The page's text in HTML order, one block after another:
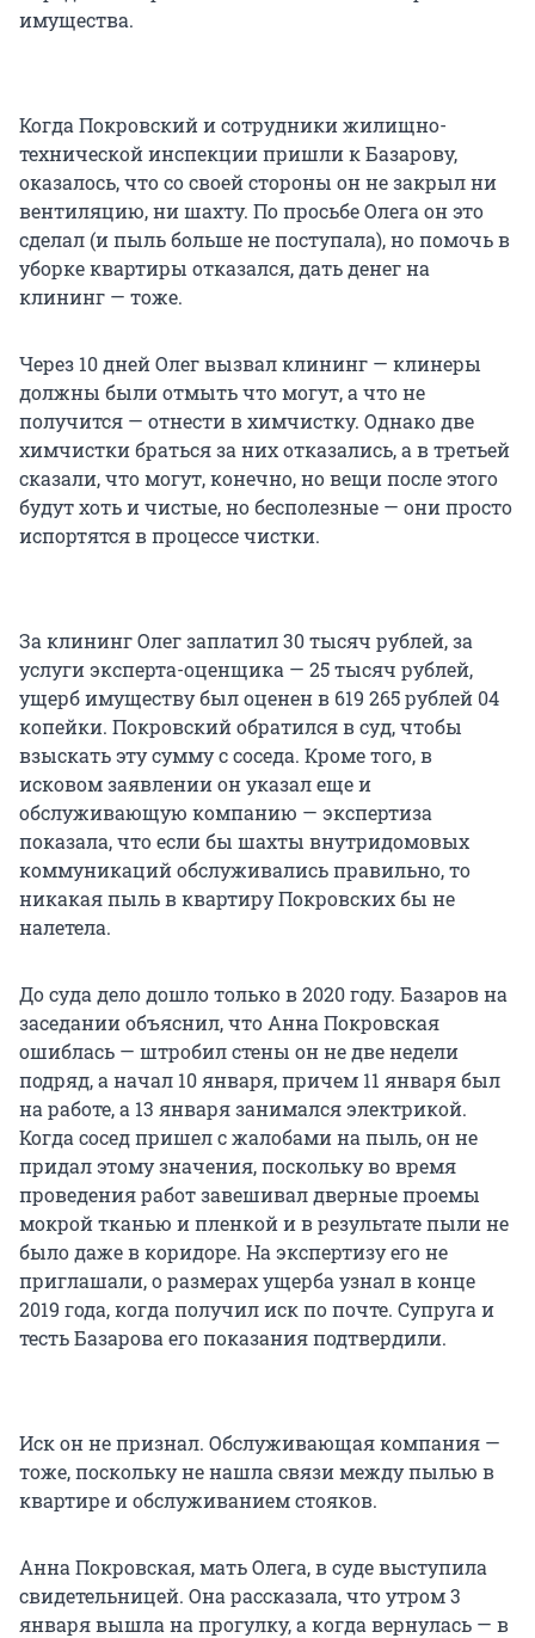
имущества.
Когда Покровский и сотрудники жилищно-
технической инспекции пришли к Базарову,
оказалось, что со своей стороны он не закрыл ни
вентиляцию, ни шахту. По просьбе Олега он это
сделал (и пыль больше не поступала), но помочь в
уборке квартиры отказался, дать денег на
клининг — тоже.
Через 10 дней Олег вызвал клининг — клинеры
должны были отмыть что могут, а что не
получится — отнести в химчистку. Однако две
химчистки браться за них отказались, а в третьей
сказали, что могут, конечно, но вещи после этого
будут хоть и чистые, но бесполезные — они просто
испортятся в процессе чистки.
За клининг Олег заплатил 30 тысяч рублей, за
услуги эксперта-оценщика — 25 тысяч рублей,
ущерб имуществу был оценен в 619 265 рублей 04
копейки. Покровский обратился в суд, чтобы
взыскать эту сумму с соседа. Кроме того, в
исковом заявлении он указал еще и
обслуживающую компанию — экспертиза
показала, что если бы шахты внутридомовых
коммуникаций обслуживались правильно, то
никакая пыль в квартиру Покровских бы не
налетела.
До суда дело дошло только в 2020 году. Базаров на
заседании объяснил, что Анна Покровская
ошиблась — штробил стены он не две недели
подряд, а начал 10 января, причем 11 января был
на работе, а 13 января занимался электрикой.
Когда сосед пришел с жалобами на пыль, он не
придал этому значения, поскольку во время
проведения работ завешивал дверные проемы
мокрой тканью и пленкой и в результате пыли не
было даже в коридоре. На экспертизу его не
приглашали, о размерах ущерба узнал в конце
2019 года, когда получил иск по почте. Супруга и
тесть Базарова его показания подтвердили.
Иск он не признал. Обслуживающая компания —
тоже, поскольку не нашла связи между пылью в
квартире и обслуживанием стояков.
Анна Покровская, мать Олега, в суде выступила
свидетельницей. Она рассказала, что утром 3
января вышла на прогулку, а когда вернулась — в